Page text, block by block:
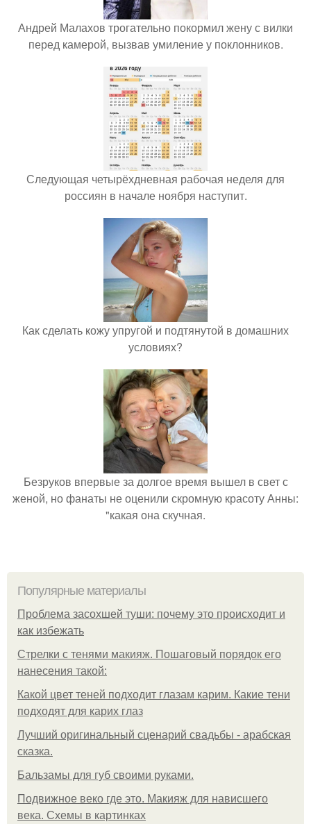
Андрей Малахов трогательно покормил жену с вилки
перед камерой, вызвав умиление у поклонников.
Следующая четырёхдневная рабочая неделя для
россиян в начале ноября наступит.
Как сделать кожу упругой и подтянутой в домашних
условиях?
Безруков впервые за долгое время вышел в свет с
женой, но фанаты не оценили скромную красоту Анны:
"какая она скучная.
Популярные материалы
Проблема засохшей туши: почему это происходит и
как избежать
Стрелки с тенями макияж. Пошаговый порядок его
нанесения такой:
Какой цвет теней подходит глазам карим. Какие тени
подходят для карих глаз
Лучший оригинальный сценарий свадьбы - арабская
сказка.
Бальзамы для губ своими руками.
Подвижное веко где это. Макияж для нависшего
века. Схемы в картинках